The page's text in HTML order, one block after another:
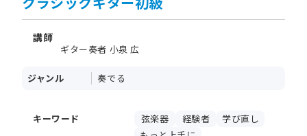
講師
ギター奏者 小泉 広
ジャンル 奏でる
キーワード 弦楽器 経験者
学び直し